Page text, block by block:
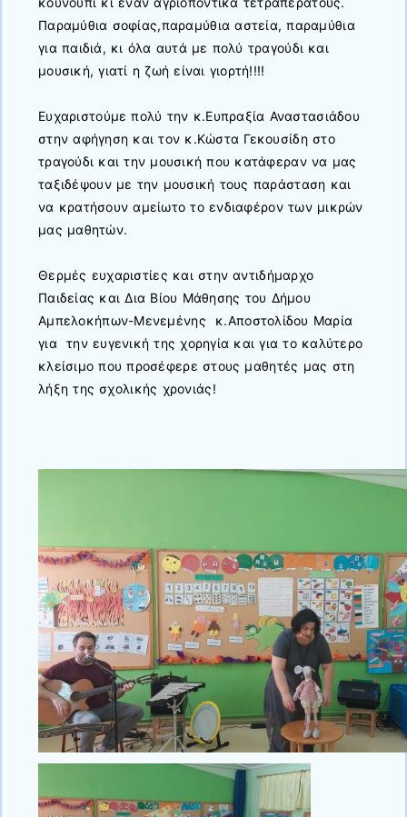
Παραμύθια σοφίας,παραμύθια αστεία, παραμύθια
για παιδιά, κι όλα αυτά με πολύ τραγούδι και
μουσική, γιατί η ζωή είναι γιορτή!!!!
Ευχαριστούμε πολύ την κ.Ευπραξία Αναστασιάδου
στην αφήγηση και τον κ.Κώστα Γεκουσίδη στο
τραγούδι και την μουσική που κατάφεραν να μας
ταξιδέψουν με την μουσική τους παράσταση και
να κρατήσουν αμείωτο το ενδιαφέρον των μικρών
μας μαθητών.
Θερμές ευχαριστίες και στην αντιδήμαρχο
Παιδείας και Δια Βίου Μάθησης του Δήμου
Αμπελοκήπων-Μενεμένης κ.Αποστολίδου Μαρία
για την ευγενική της χορηγία και για το καλύτερο
κλείσιμο που προσέφερε στους μαθητές μας στη
λήξη της σχολικής χρονιάς!